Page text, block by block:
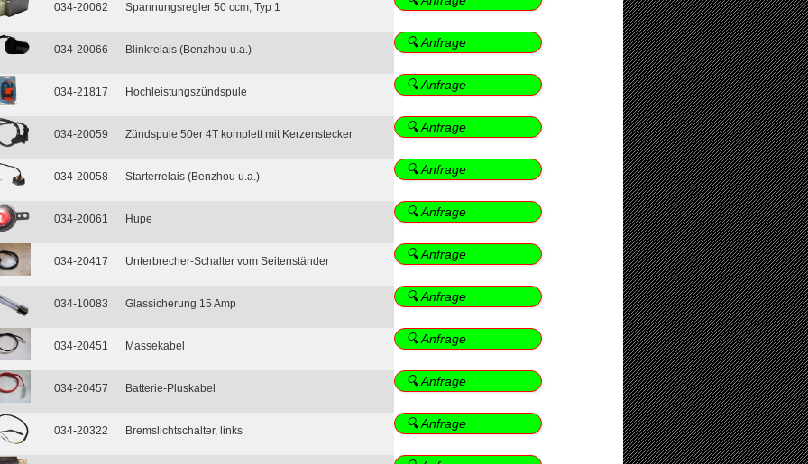
034-20062 Spannungsregler 50 ccm, Typ 1
034-20066 Blinkrelais (Benzhou u.a.) 🔍 Anfrage
034-21817 Hochleistungszündspule 🔍 Anfrage
034-20059 Zündspule 50er 4T komplett mit Kerzenstecker 🔍 Anfrage
034-20058 Starterrelais (Benzhou u.a.) 🔍 Anfrage
034-20061 Hupe 🔍 Anfrage
034-20417 Unterbrecher-Schalter vom Seitenständer 🔍 Anfrage
034-10083 Glassicherung 15 Amp 🔍 Anfrage
034-20451 Massekabel 🔍 Anfrage
034-20457 Batterie-Pluskabel 🔍 Anfrage
034-20322 Bremslichtschalter, links 🔍 Anfrage